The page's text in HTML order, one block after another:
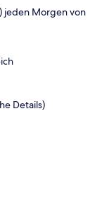
jeden Morgen von
Details)